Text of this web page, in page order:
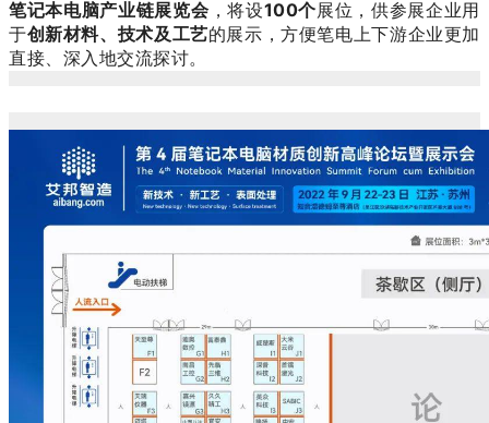
笔记本电脑产业链展览会 ，将设100个展位，供参展企业用
于创新材料、技术及工艺的展示，方便笔电上下游企业更加
直接、深入地交流探讨。